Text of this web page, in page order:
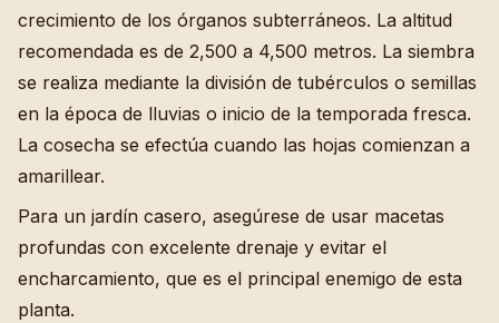
crecimiento de los órganos subterráneos. La altitud
recomendada es de 2,500 a 4,500 metros. La siembra
se realiza mediante la división de tubérculos o semillas
en la época de lluvias o inicio de la temporada fresca.
La cosecha se efectúa cuando las hojas comienzan a
amarillear.
Para un jardín casero, asegúrese de usar macetas
profundas con excelente drenaje y evitar el
encharcamiento, que es el principal enemigo de esta
planta.